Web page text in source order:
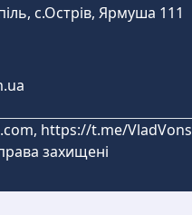
с.Острів, Ярмуша 111
https://t.me/VladVons
захищені